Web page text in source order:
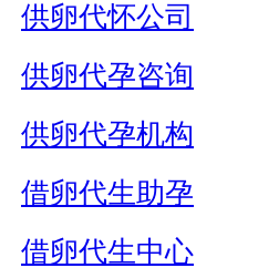
供卵代怀公司
供卵代孕咨询
供卵代孕机构
借卵代生助孕
借卵代生中心